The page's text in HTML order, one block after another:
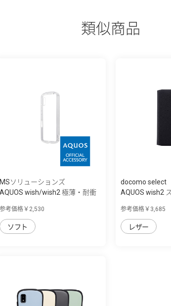
類似商品
MSソリューションズ
AQUOS wish/wish2 極薄・耐衝
参考価格￥2,530
ソフト
docomo select
AQUOS wish2
参考価格￥3,685
レザー